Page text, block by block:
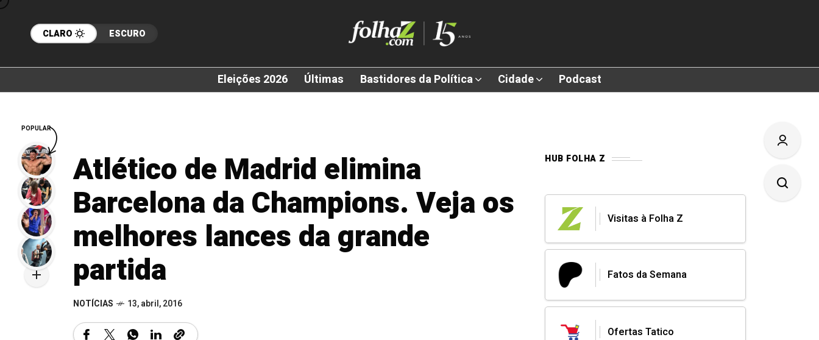
CLARO ESCURO
Eleições 2026 Últimas Bastidores da Política Cidade Podcast
Atlético de Madrid elimina
Barcelona da Champions. Veja os
melhores lances da grande
partida
NOTÍCIAS 13, abril, 2016
HUB FOLHA Z
Visitas à Folha Z
Fatos da Semana
Ofertas Tatico
POPULAR